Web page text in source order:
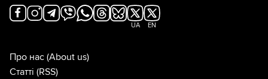
UA EN
Про нас (About us)
Статті (RSS)